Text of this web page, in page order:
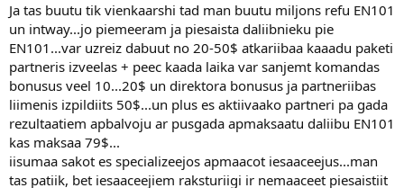
Ja tas buutu tik vienkaarshi tad man buutu miljons refu EN101
un intway...jo piemeeram ja piesaista daliibnieku pie
EN101...var uzreiz dabuut no 20-50$ atkariibaa kaaadu paketi
partneris izveelas + peec kaada laika var sanjemt komandas
bonusus veel 10...20$ un direktora bonusus ja partneriibas
liimenis izpildiits 50$...un plus es aktiivaako partneri pa gada
rezultaatiem apbalvoju ar pusgada apmaksaatu daliibu EN101
kas maksaa 79$...
iisumaa sakot es specializeejos apmaacot iesaaceejus...man
tas patiik, bet iesaaceejiem raksturiigi ir nemaaceet piesaistiit